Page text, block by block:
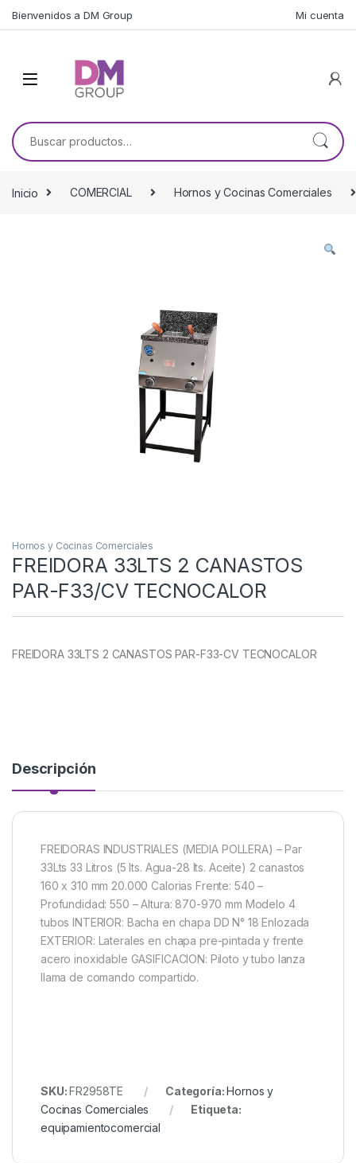
Bienvenidos a DM Group Mi cuenta
Buscar por:
Inicio COMERCIAL Hornos y Cocinas Comerciales
Hornos y Cocinas Comerciales
FREIDORA 33LTS 2 CANASTOS
PAR-F33/CV TECNOCALOR
FREIDORA 33LTS 2 CANASTOS PAR-F33-CV TECNOCALOR
Descripción
FREIDORAS INDUSTRIALES (MEDIA POLLERA) – Par
33Lts 33 Litros (5 lts. Agua-28 lts. Aceite) 2 canastos
160 x 310 mm 20.000 Calorias Frente: 540 –
Profundidad: 550 – Altura: 870-970 mm Modelo 4
tubos INTERIOR: Bacha en chapa DD N° 18 Enlozada
EXTERIOR: Laterales en chapa pre-pintada y frente
acero inoxidable GASIFICACION: Piloto y tubo lanza
llama de comando compartido.
SKU:FR2958TE Categoría:Hornos y
Cocinas Comerciales
Etiqueta:
equipamientocomercial